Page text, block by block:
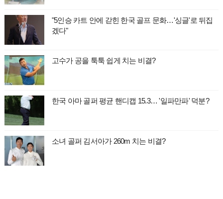
"5인승 카트 안에 갇힌 한국 골프 문화…'싱글'로 뒤집
겠다"
고수가 공을 툭툭 쉽게 치는 비결?
한국 아마 골퍼 평균 핸디캡 15.3… '일파만파' 덕분?
소녀 골퍼 김서아가 260m 치는 비결?